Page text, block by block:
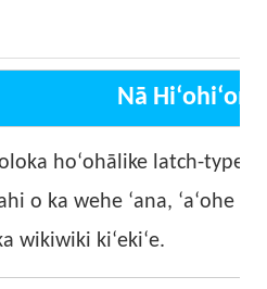
Nā
hoʻohālike latch-type
o ka wehe ʻana, ʻaʻohe
wikiwiki kiʻekiʻe.